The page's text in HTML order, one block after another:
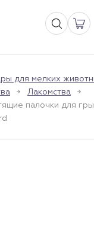
для мелких
Лакомства
палочки для